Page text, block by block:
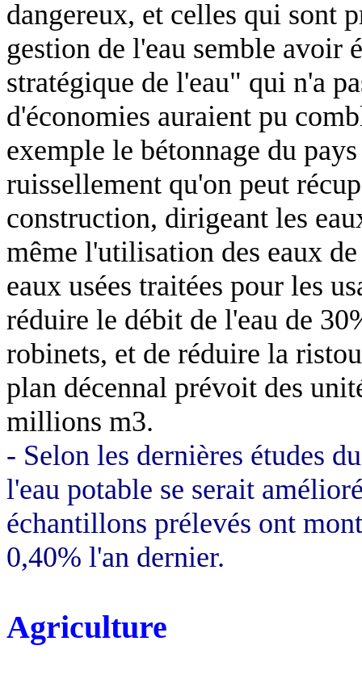
dangereux, et celles qui sont
gestion de l'eau semble avoir
stratégique de l'eau" qui n'a
d'économies auraient pu
exemple le bétonnage du
ruissellement qu'on peut
construction, dirigeant les
même l'utilisation des eaux
eaux usées traitées pour les
réduire le débit de l'eau de
robinets, et de réduire la
plan décennal prévoit des
millions m3.
- Selon les dernières études
l'eau potable se serait
échantillons prélevés ont
0,40% l'an dernier.
Agriculture